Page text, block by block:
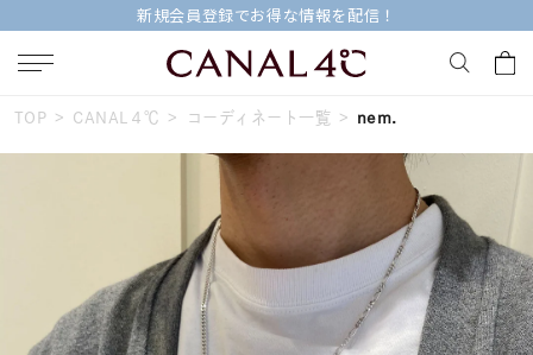
新規会員登録でお得な情報を配信！
キーワードで検索する
#eギフト #ハーフエタニティリング
#刻印可 #メンズ ネックレス
TOP CANAL４℃ コーディネート一覧 nem.